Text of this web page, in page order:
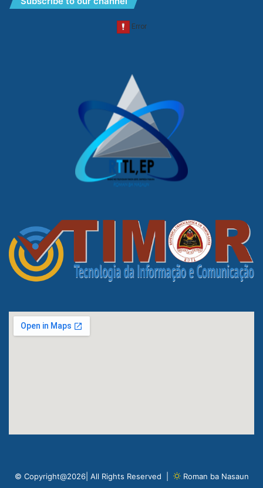
© Copyright@2026| All Rights Reserved | Roman ba Nasaun